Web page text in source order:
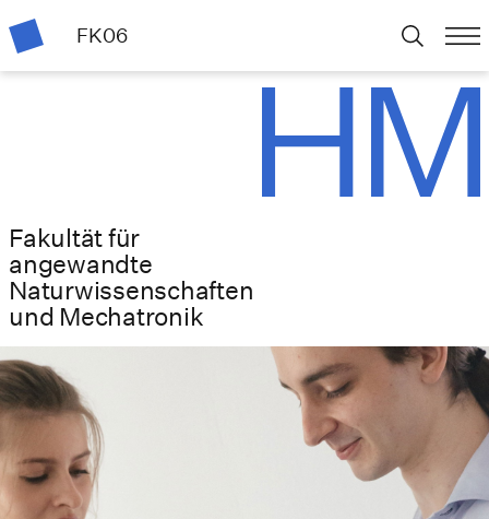
FK06
Fakultät für
angewandte
Naturwissenschaften
und Mechatronik